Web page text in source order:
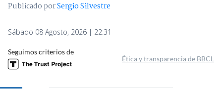
Publicado porSergio Silvestre
Sábado 08 Agosto, 2026 | 22:31
Seguimos criterios de
Ética y transparencia de BBCL